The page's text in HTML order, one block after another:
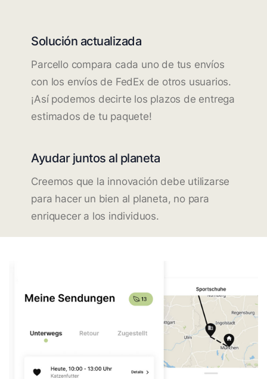
Solución actualizada
Parcello compara cada uno de tus envíos
con los envíos de FedEx de otros usuarios.
¡Así podemos decirte los plazos de entrega
estimados de tu paquete!
Ayudar juntos al planeta
Creemos que la innovación debe utilizarse
para hacer un bien al planeta, no para
enriquecer a los individuos.